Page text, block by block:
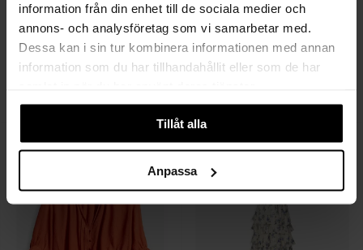
information från din enhet till de sociala medier och
annons- och analysföretag som vi samarbetar med.
Dessa kan i sin tur kombinera informationen med annan
information som du har tillhandahållit eller som de har
Tillåt alla
Anpassa
MY AURORA PINK
350 SEK
RODEBJER